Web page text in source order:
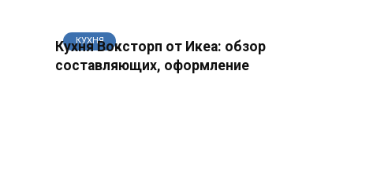
КУХНЯ
Кухня Воксторп от Икеа: обзор
составляющих, оформление